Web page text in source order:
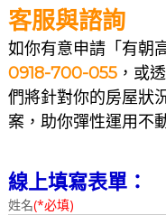
客服與諮詢
如你有意申請「有朝
0918-700-055，或
們將針對你的房屋狀
案，助你彈性運用不
線上填寫表單：
姓名(*必填)